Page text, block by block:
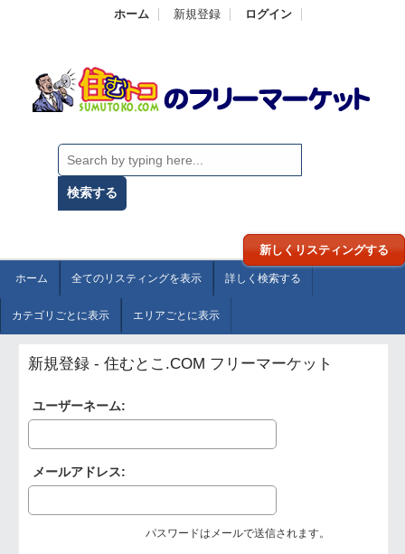
ホーム 新規登録 ログイン
新しくリスティングする
ホーム 全てのリスティングを表示 詳しく検索する
カテゴリごとに表示 エリアごとに表示
新規登録 - 住むとこ.COM フリーマーケット
ユーザーネーム:
メールアドレス:
パスワードはメールで送信されます。